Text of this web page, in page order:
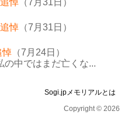
悼 （7月31日）
悼 （7月24日）
の中ではまだ亡くな...
Sogi.jpメモリアルとは
Copyright © 2026